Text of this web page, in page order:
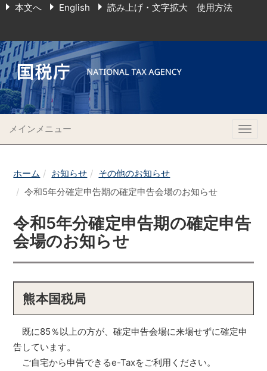
本文へ English 読み上げ・文字拡大 使用方法
メインメニュー
ホーム お知らせ
その他のお知らせ
令和5年分確定申告期の確定申告会場のお知らせ
令和5年分確定申告期の確定申告
会場のお知らせ
熊本国税局
既に85％以上の方が、確定申告会場に来場せずに確定申
告しています。
ご自宅から申告できるe-Taxをご利用ください。